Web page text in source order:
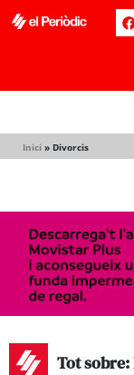
Inici » Divorcis
Tot